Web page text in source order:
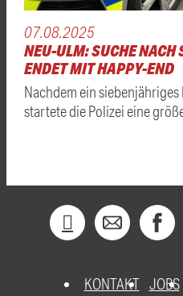
07.08.2025
NEU-ULM: SUCHE
ENDET MIT HAPPY-END
Nachdem ein
startete die Polizei eine
KONTAKT JOBS